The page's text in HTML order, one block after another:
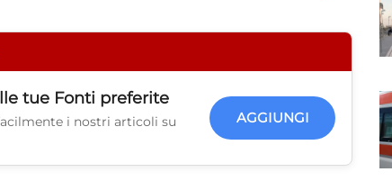
tue Fonti preferite
i nostri articoli su
AGGIUNGI